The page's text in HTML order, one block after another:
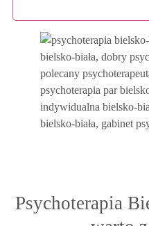
Psychoterapia